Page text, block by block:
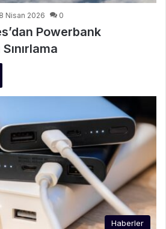
Nisan 2026 0
Powerbank
Haberler